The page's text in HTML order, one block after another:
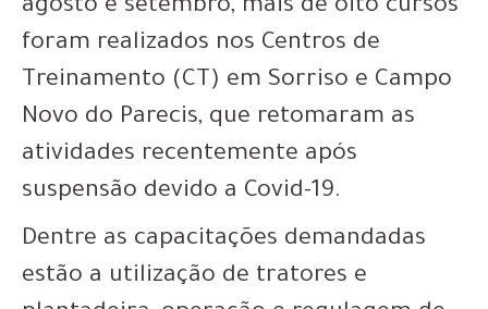
agosto e setembro, mais de oito cursos
foram realizados nos Centros de
Treinamento (CT) em Sorriso e Campo
Novo do Parecis, que retomaram as
atividades recentemente após
suspensão devido a Covid-19.
Dentre as capacitações demandadas
estão a utilização de tratores e